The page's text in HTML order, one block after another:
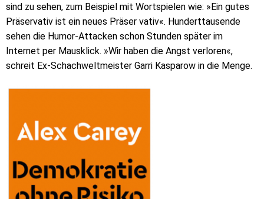
sind zu sehen, zum Beispiel mit Wortspielen wie: »Ein gutes
Präservativ ist ein neues Präser vativ«. Hunderttausende
sehen die Humor-Attacken schon Stunden später im
Internet per Mausklick. »Wir haben die Angst verloren«,
schreit Ex-Schachweltmeister Garri Kasparow in die Menge.